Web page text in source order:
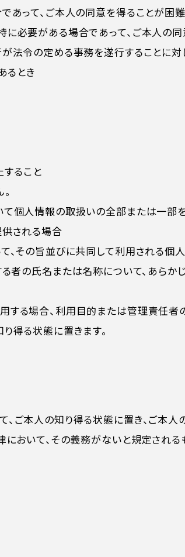
あって、ご本人の同意を得ることが困
必要がある場合であって、ご本人の
法令の定める事務を遂行することに
るとき
ること
て個人情報の取扱いの全部または一部
される場合
、その旨並びに共同して利用される個
の氏名または名称について、あらか
する場合、利用目的または管理責任
得る状態に置きます。
ご本人の知り得る状態に置き、ご本人
おいて、その義務がないと規定され